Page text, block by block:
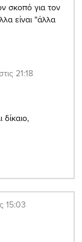
σκοπό για τον
είναι “άλλα
21:18
15:03